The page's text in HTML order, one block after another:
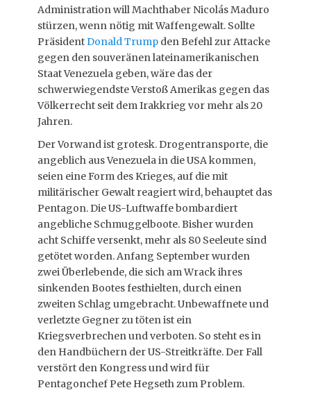
Administration will Machthaber Nicolás Maduro
stürzen, wenn nötig mit Waffengewalt. Sollte
PräsidentDonald Trump den Befehl zur Attacke
gegen den souveränen lateinamerikanischen
Staat Venezuela geben, wäre das der
schwerwiegendste Verstoß Amerikas gegen das
Völkerrecht seit dem Irakkrieg vor mehr als 20
Jahren.
Der Vorwand ist grotesk. Drogentransporte, die
angeblich aus Venezuela in die USA kommen,
seien eine Form des Krieges, auf die mit
militärischer Gewalt reagiert wird, behauptet das
Pentagon. Die US-Luftwaffe bombardiert
angebliche Schmuggelboote. Bisher wurden
acht Schiffe versenkt, mehr als 80 Seeleute sind
getötet worden. Anfang September wurden
zwei Überlebende, die sich am Wrack ihres
sinkenden Bootes festhielten, durch einen
zweiten Schlag umgebracht. Unbewaffnete und
verletzte Gegner zu töten ist ein
Kriegsverbrechen und verboten. So steht es in
den Handbüchern der US-Streitkräfte. Der Fall
verstört den Kongress und wird für
Pentagonchef Pete Hegseth zum Problem.